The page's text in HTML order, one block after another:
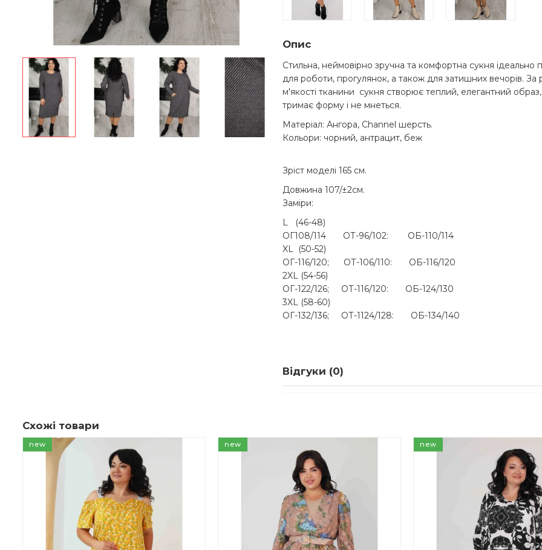
Опис
Стильна, неймовірно зручна та комфортна сукня ідеально
для роботи, прогулянок, а також для затишних вечорів. За
м'якості тканини сукня створює теплий, елегантний
тримає форму і не мнеться.
Матеріал: Ангора, Channel шерсть.
Кольори: чорний, антрацит, беж
Зріст моделі 165 см.
Довжина 107/±2см.
Заміри:
L (46-48)
ОГ108/114 ОТ-96/102: ОБ-110/114
XL (50-52)
ОГ-116/120; ОТ-106/110: ОБ-116/120
2XL (54-56)
ОГ-122/126; ОТ-116/120: ОБ-124/130
3XL (58-60)
ОГ-132/136; ОТ-1124/128: ОБ-134/140
Відгуки (0)
Схожі товари
new new new